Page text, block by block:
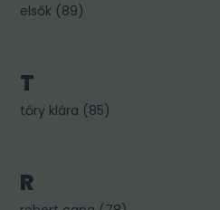
elsők (89)
T
tőry klára (85)
R